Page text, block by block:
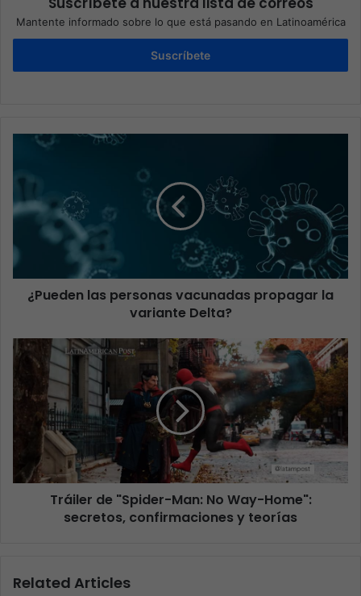
Mantente informado sobre lo que está pasando en Latinoamérica
Suscríbete
¿Pueden las personas vacunadas propagar la
variante Delta?
Tráiler de "Spider-Man: No Way-Home":
secretos, confirmaciones y teorías
Related Articles